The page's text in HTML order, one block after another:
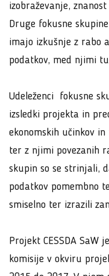
izobraževanje,
Druge fokusne
imajo izkušnje z rabo
podatkov, med njimi
Udeleženci fokusne
izsledki projekta in
ekonomskih učinkov
ter z njimi povezanih
skupin so se strinjali,
podatkov pomembno
smiselno ter izrazili
Projekt CESSDA SaW
komisije v okviru